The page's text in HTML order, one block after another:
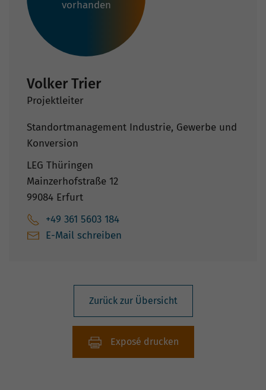
vorhanden
Volker Trier
Projektleiter
Standortmanagement Industrie, Gewerbe und
Konversion
LEG Thüringen
Mainzerhofstraße 12
99084 Erfurt
+49 361 5603 184
E-Mail schreiben
Zurück zur Übersicht
Exposé drucken